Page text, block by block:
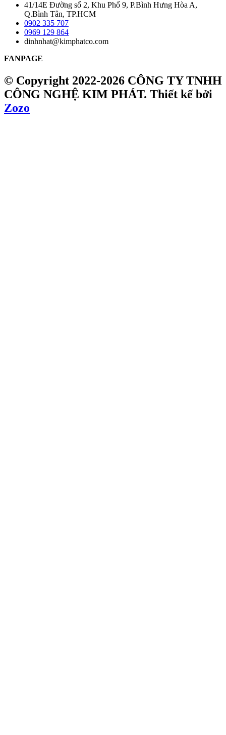
41/14E Đường số 2, Khu Phố 9, P.Bình Hưng Hòa A,
Q.Bình Tân, TP.HCM
0902 335 707
0969 129 864
dinhnhat@kimphatco.com
FANPAGE
© Copyright 2022-2026 CÔNG TY TNHH
CÔNG NGHỆ KIM PHÁT. Thiết kế bởi
Zozo